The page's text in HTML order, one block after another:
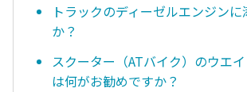
トラックのディーゼルエンジン
か？
スクーター（ATバイク）のウエ
は何がお勧めですか？